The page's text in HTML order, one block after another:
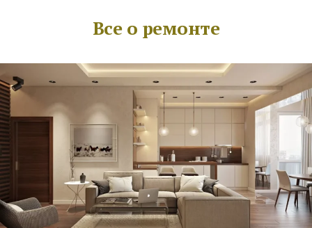
Все о ремонте